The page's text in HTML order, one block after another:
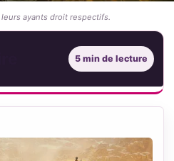
ayants droit respectifs.
5 min de lecture